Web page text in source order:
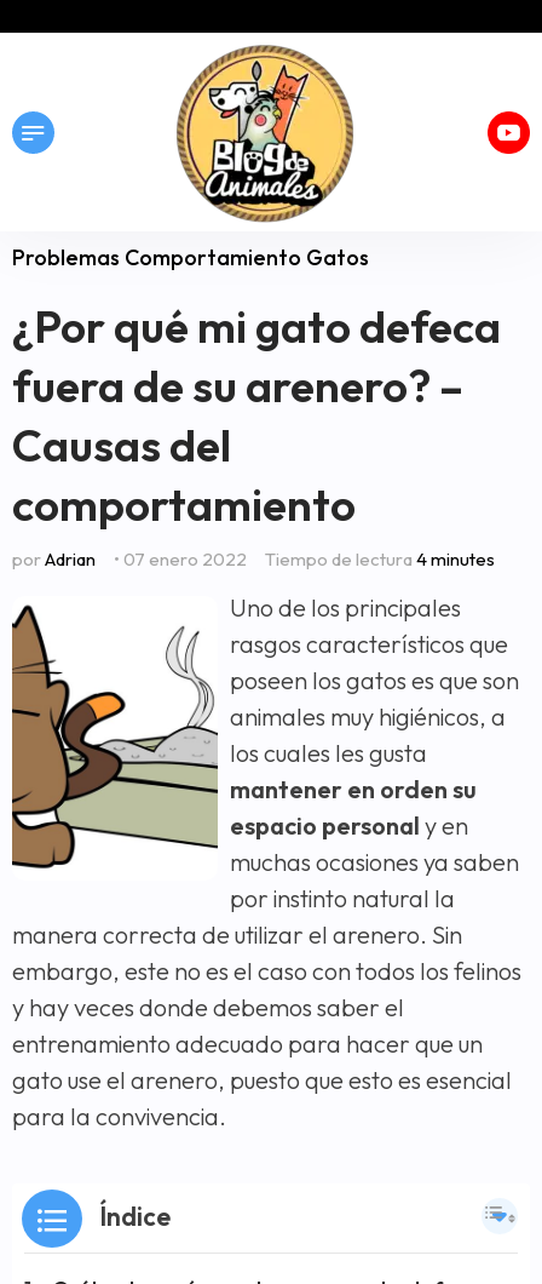
Problemas Comportamiento Gatos
¿Por qué mi gato defeca
fuera de su arenero? –
Causas del
comportamiento
porAdrian • 07 enero 2022 Tiempo de lectura 4 minutes
Uno de los principales
rasgos característicos que
poseen los gatos es que son
animales muy higiénicos, a
los cuales les gusta
mantener en orden su
espacio personal y en
muchas ocasiones ya saben
por instinto natural la
manera correcta de utilizar el arenero. Sin
embargo, este no es el caso con todos los felinos
y hay veces donde debemos saber el
entrenamiento adecuado para hacer que un
gato use el arenero, puesto que esto es esencial
para la convivencia.
Índice